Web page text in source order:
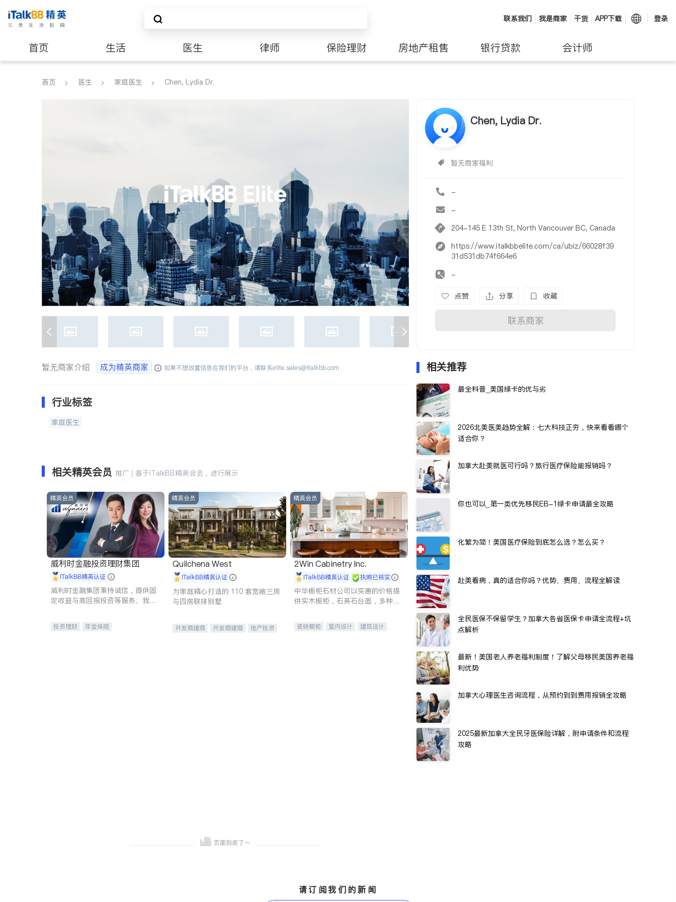
联系我们 我是商家 干货 APP下载 登录
首页 生活 医生 律师 保险理财 房地产租售 银行贷款 会计师
建筑装修
首页 医生 家庭医生 Chen, Lydia Dr.
Chen, Lydia Dr.
暂无商家福利
-
-
204-145 E 13th St, North Vancouver BC, Canada
https://www.italkbbelite.com/ca/ubiz/66028f39
31d531db74f664e6
-
点赞 分享 收藏
联系商家
暂无商家介绍 成为精英商家 如果不想放置信息在我们的平台，请联系elite.sales@italkbb.com
行业标签
家庭医生
相关精英会员 推广 | 基于iTalkBB精英会员，进行展示
精英会员
威利时金融投资理财集团
iTalkBB精英认证
威利时金融集团秉持诚信，提供固
定收益与高回报投资等服务。我们
元化组合，助力客户实现目标
投资理财
年金保险
精英会员
Quilchena West
iTalkBB精英认证
为家庭精心打造的 110 套宽敞三房
与四房联排别墅
开发商建商 开发商建商 地产投资
精英会员
2Win Cabinetry Inc.
iTalkBB精英认证 执照已核实
中华橱柜石材公司以实惠的价格提
供实木橱柜，石英石台面，多种优
机。品质厨房，家的选择。
瓷砖橱柜 室内设计
建筑设计
相关推荐
最全科普_美国绿卡的优与劣
2026北美医美趋势全解：七大科技正夯，快来看看哪个
适合你？
加拿大赴美就医可行吗？旅行医疗保险能报销吗？
你也可以_第一类优先移民EB-1绿卡申请最全攻略
化繁为简！美国医疗保险到底怎么选？怎么买？
赴美看病，真的适合你吗？优势、费用、流程全解读
全民医保不保留学生？加拿大各省医保卡申请全流程+坑
点解析
最新！美国老人养老福利制度！了解父母移民美国养老福
利优势
加拿大心理医生咨询流程，从预约到到费用报销全攻略
2025最新加拿大全民牙医保险详解，附申请条件和流程
攻略
请订阅我们的新闻